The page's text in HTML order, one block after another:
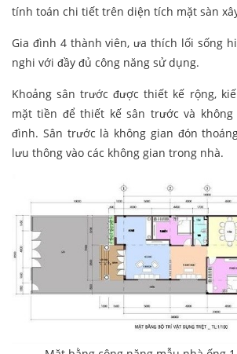
tính toán chi tiết trên diện tích mặt sàn
Gia đình 4 thành viên, ưa thích lối sống
nghi với đầy đủ công năng sử dụng.
Khoảng sân trước được thiết kế rộng,
mặt tiền để thiết kế sân trước và không
đình. Sân trước là không gian đón
lưu thông vào các không gian trong nhà.